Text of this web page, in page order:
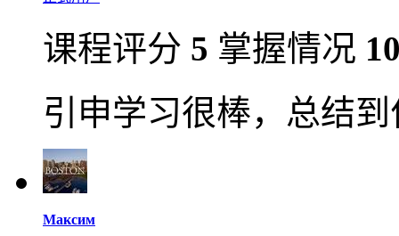
课程评分 5 掌握情况
引申学习很棒，总结
Максим